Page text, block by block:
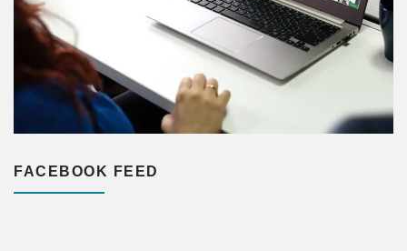
FACEBOOK FEED